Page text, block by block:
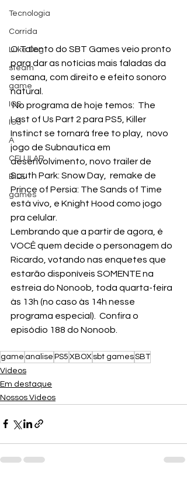
Tecnologia
Corrida
Luke Dog
steam
game
IOS
IOS
A
CELULAR
BILE
games
O Talento do SBT Games veio pronto
para dar as notícias mais faladas da
semana, com direito e efeito sonoro
natural.
No programa de hoje temos:  The
Last of Us Part 2 para PS5, Killer
Instinct se tornará free to play,  novo
jogo de Subnautica em
desenvolvimento, novo trailer de
South Park: Snow Day,  remake de
Prince of Persia: The Sands of Time
está vivo, e Knight Hood como jogo
pra celular.
Lembrando que a partir de agora, é
VOCÊ quem decide o personagem do
Ricardo, votando nas enquetes que
estarão disponíveis SOMENTE na
estreia do Nonoob, toda quarta-feira
às 13h (no caso às 14h nesse
programa especial).  Confira o
episódio 188 do Nonoob.
game analise PS5 XBOX sbt gamesSBT
Vídeos
Em destaque
Nossos Vídeos